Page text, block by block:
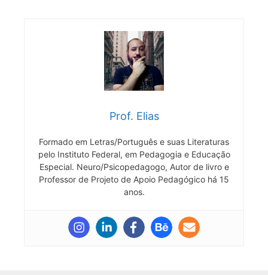
Prof. Elias
Formado em Letras/Português e suas Literaturas
pelo Instituto Federal, em Pedagogia e Educação
Especial. Neuro/Psicopedagogo, Autor de livro e
Professor de Projeto de Apoio Pedagógico há 15
anos.